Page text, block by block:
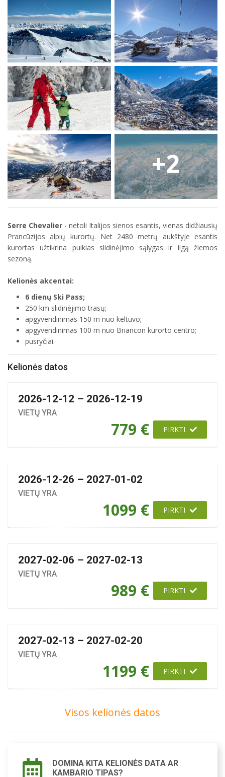
+2
Serre Chevalier - netoli Italijos sienos esantis, vienas didžiausių
Prancūzijos alpių kurortų. Net 2480 metrų aukštyje esantis
kurortas užtikrina puikias slidinėjimo sąlygas ir ilgą žiemos
sezoną.
Kelionės akcentai:
6 dienų Ski Pass;
250 km slidinėjimo trasų;
apgyvendinimas 150 m nuo keltuvo;
apgyvendinimas 100 m nuo Briancon kurorto centro;
pusryčiai.
Kelionės datos
2026-12-12 – 2026-12-19
VIETŲ YRA
779 € PIRKTI
2026-12-26 – 2027-01-02
VIETŲ YRA
1099 € PIRKTI
2027-02-06 – 2027-02-13
VIETŲ YRA
989 € PIRKTI
2027-02-13 – 2027-02-20
VIETŲ YRA
1199 € PIRKTI
Visos kelionės datos
DOMINA KITA KELIONĖS DATA AR
KAMBARIO TIPAS?